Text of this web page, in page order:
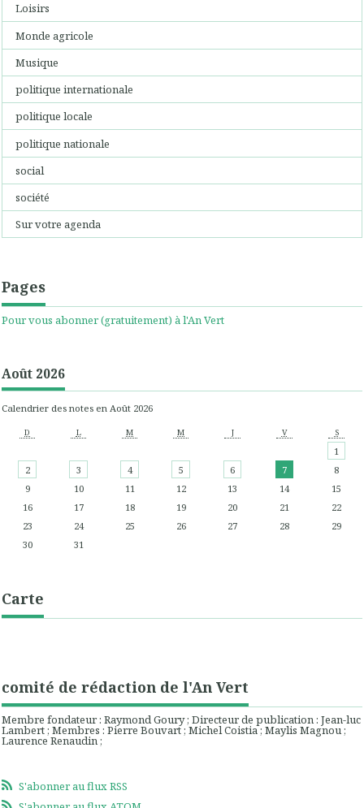
Loisirs
Monde agricole
Musique
politique internationale
politique locale
politique nationale
social
société
Sur votre agenda
Pages
Pour vous abonner (gratuitement) à l'An Vert
Août 2026
Calendrier des notes en Août 2026
D L M M J V S
1
2
3 4 5 6 7
8
9
10 11 12 13 14
15
16
17 18 19 20 21
22
23
24 25 26 27 28
29
30
31
Carte
comité de rédaction de l'An Vert
Membre fondateur : Raymond Goury ; Directeur de publication : Jean-luc
Lambert ; Membres : Pierre Bouvart ; Michel Coistia ; Maylis Magnou ;
Laurence Renaudin ;
S'abonner au flux RSS